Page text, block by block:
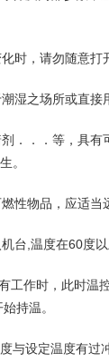
时，请勿随意打
湿之场所或直接
．．．等，具有
。
性物品，应适当
台,温度在60度以
工作时，此时温
持温。
与设定温度有过